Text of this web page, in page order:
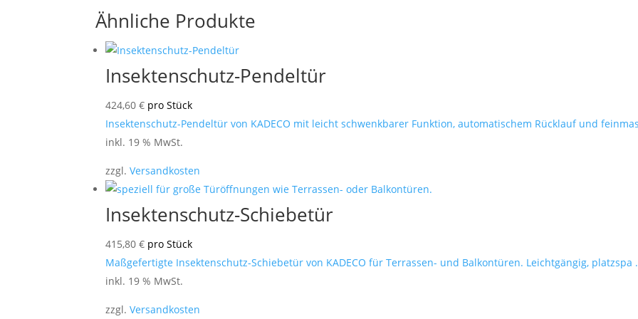
Ähnliche Produkte
Insektenschutz-Pendeltür
424,60€ pro Stück
Insektenschutz-Pendeltür von KADECO mit leicht schwenkbarer Funktion, automatischem Rücklauf und
inkl. 19 % MwSt.
zzgl.Versandkosten
Insektenschutz-Schiebetür
415,80€ pro Stück
Maßgefertigte Insektenschutz-Schiebetür von KADECO für Terrassen- und Balkontüren. Leichtgängig, platzspa
inkl. 19 % MwSt.
zzgl.Versandkosten